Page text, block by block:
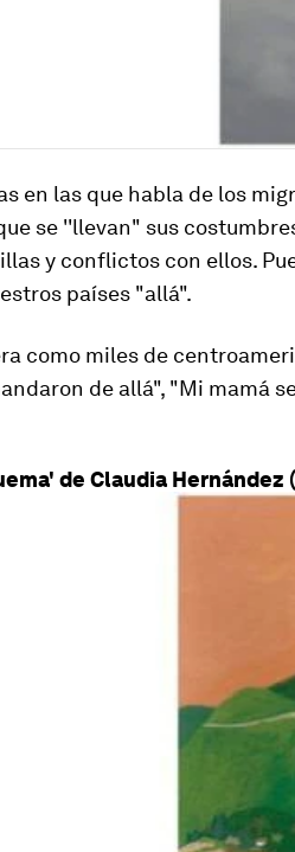
en las que habla de los
se ''llevan" sus
y conflictos con ellos.
países "allá".
como miles de
de allá", "Mi mamá
de Claudia Hernández